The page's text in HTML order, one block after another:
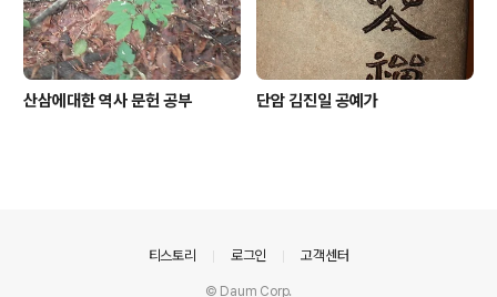
산삼에대한 역사 문헌 공부 단암 김진일 공예가
티스토리 로그인 고객센터
© Daum Corp.